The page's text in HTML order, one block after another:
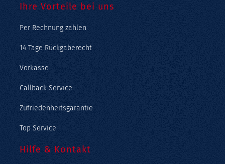
Ihre Vorteile bei uns
Per Rechnung zahlen
14 Tage Rückgaberecht
Vorkasse
Callback Service
Zufriedenheitsgarantie
Top Service
Hilfe & Kontakt